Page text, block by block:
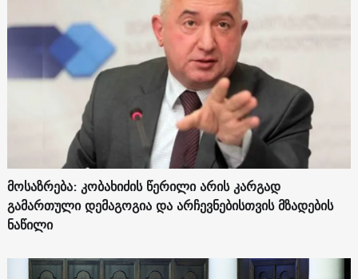
მოსაზრება: კობახიძის წერილი არის კარგად
გამართული დემაგოგია და არჩევნებისთვის მზადების
ნაწილი